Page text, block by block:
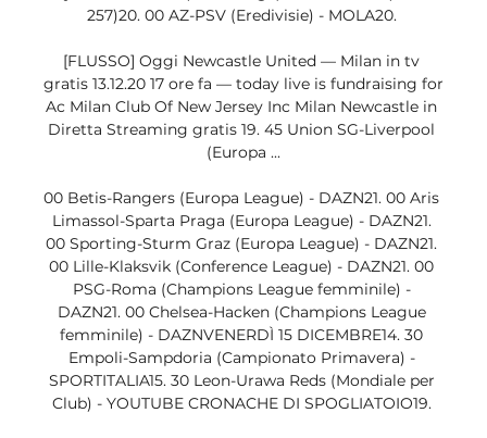
257)20. 00 AZ-PSV (Eredivisie) - MOLA20.
[FLUSSO] Oggi Newcastle United — Milan in tv
gratis 13.12.20 17 ore fa — today live is fundraising for
Ac Milan Club Of New Jersey Inc Milan Newcastle in
Diretta Streaming gratis 19. 45 Union SG-Liverpool
(Europa ...
00 Betis-Rangers (Europa League) - DAZN21. 00 Aris
Limassol-Sparta Praga (Europa League) - DAZN21.
00 Sporting-Sturm Graz (Europa League) - DAZN21.
00 Lille-Klaksvik (Conference League) - DAZN21. 00
PSG-Roma (Champions League femminile) -
DAZN21. 00 Chelsea-Hacken (Champions League
femminile) - DAZNVENERDÌ 15 DICEMBRE14. 30
Empoli-Sampdoria (Campionato Primavera) -
SPORTITALIA15. 30 Leon-Urawa Reds (Mondiale per
Club) - YOUTUBE CRONACHE DI SPOGLIATOIO19.